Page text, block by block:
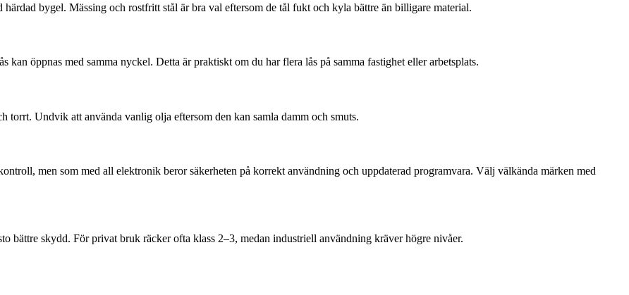
bygel. Mässing och rostfritt stål är bra val eftersom de tål fukt och kyla bättre än billigare material.
öppnas med samma nyckel. Detta är praktiskt om du har flera lås på samma fastighet eller arbetsplats.
torrt. Undvik att använda vanlig olja eftersom den kan samla damm och smuts.
men som med all elektronik beror säkerheten på korrekt användning och uppdaterad programvara. Välj välkända märken med
bättre skydd. För privat bruk räcker ofta klass 2–3, medan industriell användning kräver högre nivåer.